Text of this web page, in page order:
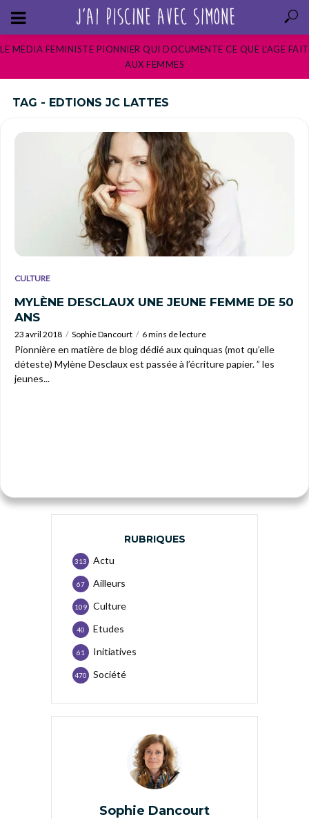
LE MEDIA FEMINISTE PIONNIER QUI DOCUMENTE CE QUE L’AGE FAIT
AUX FEMMES
TAG - EDTIONS JC LATTES
CULTURE
MYLÈNE DESCLAUX UNE JEUNE FEMME DE 50
ANS
23 avril 2018 Sophie Dancourt 6 mins de lecture
Pionnière en matière de blog dédié aux quinquas (mot qu’elle
déteste) Mylène Desclaux est passée à l’écriture papier. ” les
jeunes...
RUBRIQUES
Actu
313
Ailleurs
67
Culture
109
Etudes
40
Initiatives
61
Société
470
Sophie Dancourt